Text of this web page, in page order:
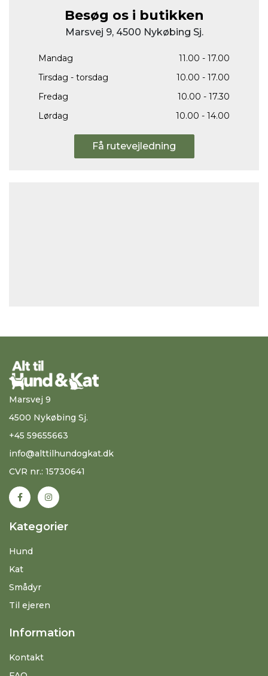
Besøg os i butikken
Marsvej 9, 4500 Nykøbing Sj.
Mandag
11.00 - 17.00
Tirsdag - torsdag
10.00 - 17.00
Fredag
10.00 - 17.30
Lørdag
10.00 - 14.00
Få rutevejledning
Marsvej 9
4500 Nykøbing Sj.
+45 59655663
info@alttilhundogkat.dk
CVR nr.: 15730641
Kategorier
Hund
Kat
Smådyr
Til ejeren
Information
Kontakt